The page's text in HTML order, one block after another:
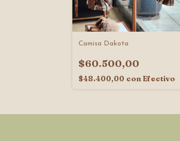
Camisa Dakota
$60.500,00
$48.400,00 con Efectivo